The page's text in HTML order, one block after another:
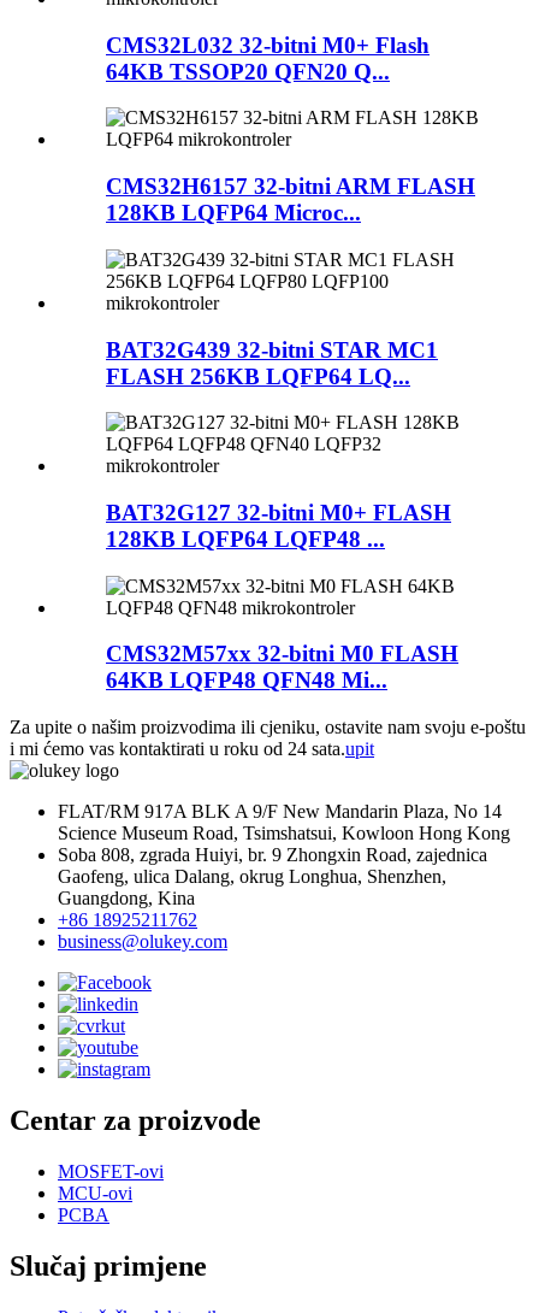
CMS32L032 32-bitni M0+ Flash
64KB TSSOP20 QFN20 Q...
CMS32H6157 32-bitni ARM FLASH
128KB LQFP64 Microc...
BAT32G439 32-bitni STAR MC1
FLASH 256KB LQFP64 LQ...
BAT32G127 32-bitni M0+ FLASH
128KB LQFP64 LQFP48 ...
CMS32M57xx 32-bitni M0 FLASH
64KB LQFP48 QFN48 Mi...
Za upite o našim proizvodima ili cjeniku, ostavite nam svoju e-poštu
i mi ćemo vas kontaktirati u roku od 24 sata.upit
FLAT/RM 917A BLK A 9/F New Mandarin Plaza, No 14
Science Museum Road, Tsimshatsui, Kowloon Hong Kong
Soba 808, zgrada Huiyi, br. 9 Zhongxin Road, zajednica
Gaofeng, ulica Dalang, okrug Longhua, Shenzhen,
Guangdong, Kina
+86 18925211762
business@olukey.com
Centar za proizvode
MOSFET-ovi
MCU-ovi
PCBA
Slučaj primjene